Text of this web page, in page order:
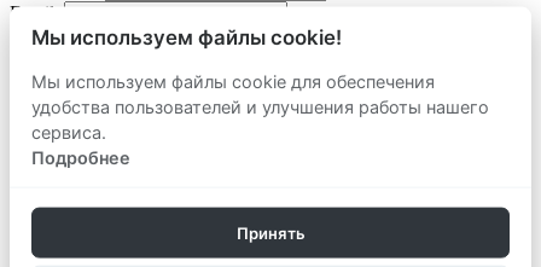
Email:
Я согласен наобработку персональных данных
Отправить
Оставить заявку
продать
Вид объекта:
Email:
Мы используем файлы cookie!
Мы используем файлы cookie для обеспечения
удобства пользователей и улучшения работы нашего
сервиса.
Подробнее
Принять